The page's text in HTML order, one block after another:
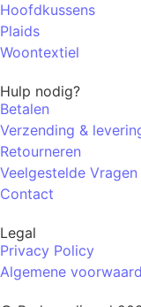
Hoofdkussens
Plaids
Woontextiel
Hulp nodig?
Betalen
Verzending &
Retourneren
Veelgestelde Vragen
Contact
Legal
Privacy Policy
Algemene